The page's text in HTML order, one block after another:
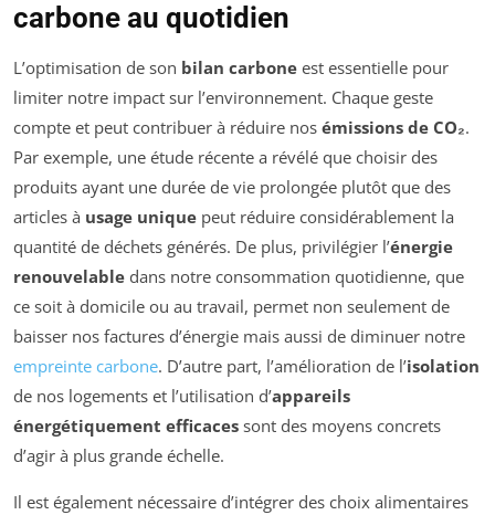
carbone au quotidien
L’optimisation de son bilan carbone est essentielle pour
limiter notre impact sur l’environnement. Chaque geste
compte et peut contribuer à réduire nos émissions de CO₂.
Par exemple, une étude récente a révélé que choisir des
produits ayant une durée de vie prolongée plutôt que des
articles à usage unique peut réduire considérablement la
quantité de déchets générés. De plus, privilégier l’énergie
renouvelable dans notre consommation quotidienne, que
ce soit à domicile ou au travail, permet non seulement de
baisser nos factures d’énergie mais aussi de diminuer notre
empreinte carbone. D’autre part, l’amélioration de l’isolation
de nos logements et l’utilisation d’appareils
énergétiquement efficaces sont des moyens concrets
d’agir à plus grande échelle.
Il est également nécessaire d’intégrer des choix alimentaires